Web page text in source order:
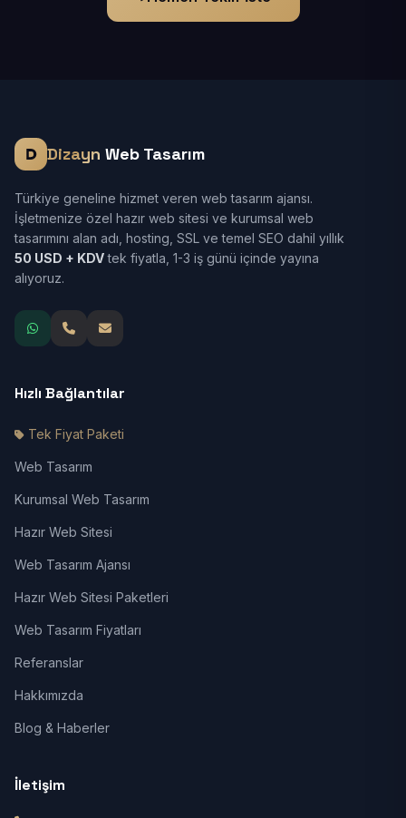
Dizayn Web Tasarım
Türkiye geneline hizmet veren web tasarım ajansı.
İşletmenize özel hazır web sitesi ve kurumsal web
tasarımını alan adı, hosting, SSL ve temel SEO dahil yıllık
50 USD + KDVtek fiyatla, 1-3 iş günü içinde yayına
alıyoruz.
Hızlı Bağlantılar
Tek Fiyat Paketi
Web Tasarım
Kurumsal Web Tasarım
Hazır Web Sitesi
Web Tasarım Ajansı
Hazır Web Sitesi Paketleri
Web Tasarım Fiyatları
Referanslar
Hakkımızda
Blog & Haberler
İletişim